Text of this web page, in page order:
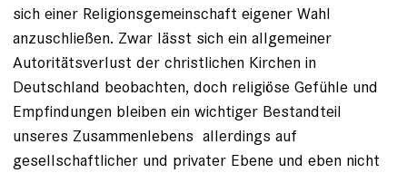
sich einer Religionsgemeinschaft eigener Wahl
anzuschließen. Zwar lässt sich ein allgemeiner
Autoritätsverlust der christlichen Kirchen in
Deutschland beobachten, doch religiöse Gefühle und
Empfindungen bleiben ein wichtiger Bestandteil
unseres Zusammenlebens ­ allerdings auf
gesellschaftlicher und privater Ebene und eben nicht